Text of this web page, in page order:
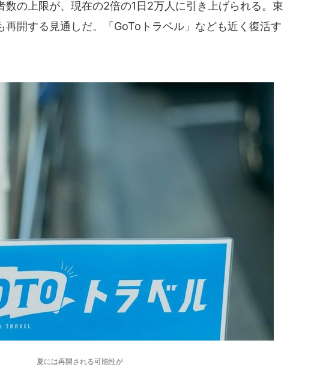
数の上限が、現在の2倍の1日2万人に引き上げられる。東
再開する見通しだ。「GoToトラベル」なども近く復活す
夏には再開される可能性が